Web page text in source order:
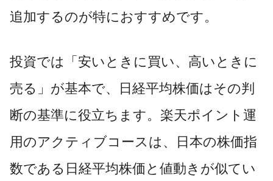
追加するのが特におすすめです。
投資では「安いときに買い、高いときに
売る」が基本で、日経平均株価はその判
断の基準に役立ちます。楽天ポイント運
用のアクティブコースは、日本の株価指
数である日経平均株価と値動きが似てい